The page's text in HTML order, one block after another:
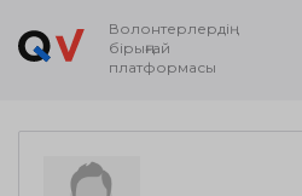
Волонтерлердің
бірыңғай
платформасы